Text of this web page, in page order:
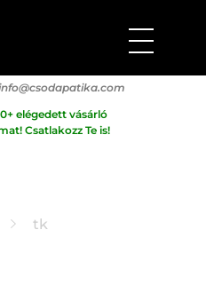
elégedett vásárló
Csatlakozz Te is!
tk